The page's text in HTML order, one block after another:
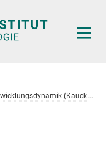
M
ax-Planck-Forschungsgruppe Evolutionäre Entwicklungsdynamik (Kaucká)